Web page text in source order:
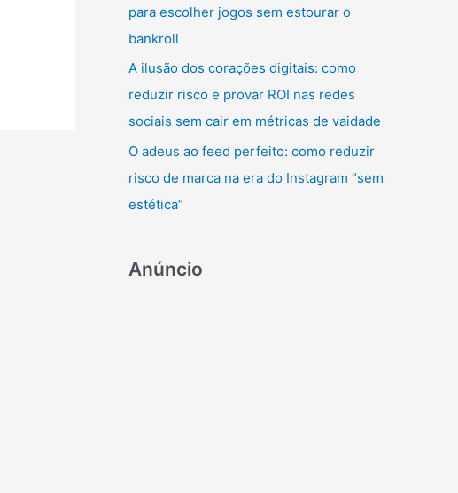
:para escolher jogos sem estourar o
bankroll
A ilusão dos corações digitais: como
reduzir risco e provar ROI nas redes
sociais sem cair em métricas de vaidade
O adeus ao feed perfeito: como reduzir
risco de marca na era do Instagram “sem
estética”
Anúncio